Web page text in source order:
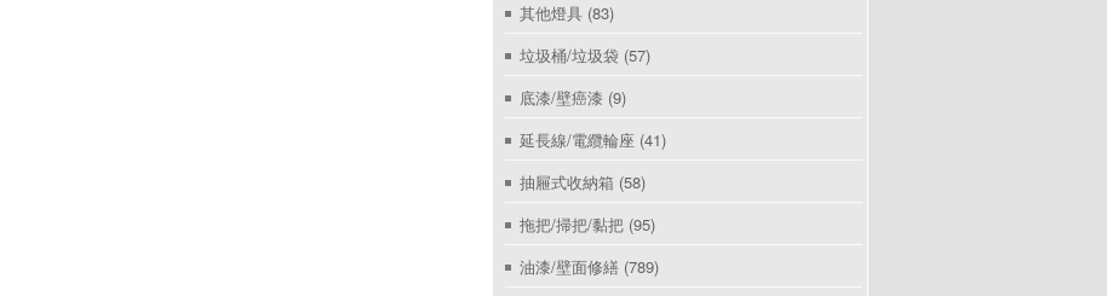
其他燈具 (83)
垃圾桶/垃圾袋 (57)
底漆/壁癌漆 (9)
延長線/電纜輪座 (41)
抽屜式收納箱 (58)
拖把/掃把/黏把 (95)
油漆/壁面修繕 (789)